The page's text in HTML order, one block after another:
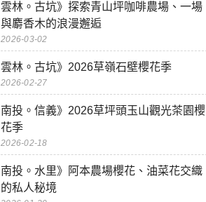
雲林。古坑》探索青山坪咖啡農場、一場
與麝香木的浪漫邂逅
2026-03-02
雲林。古坑》2026草嶺石壁櫻花季
2026-02-27
南投。信義》2026草坪頭玉山觀光茶園櫻
花季
2026-02-18
南投。水里》阿本農場櫻花、油菜花交織
的私人秘境